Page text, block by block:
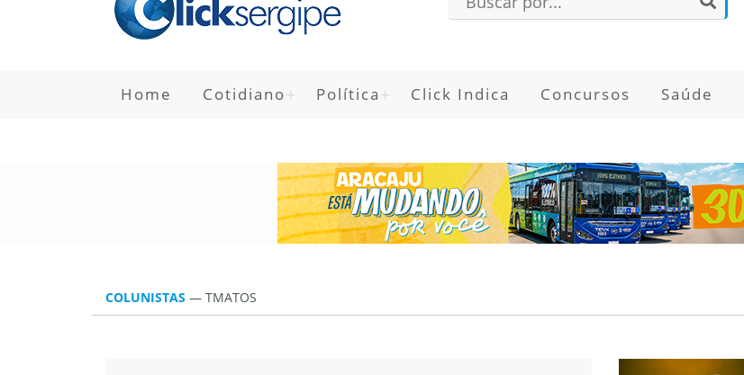
Home Cotidiano Política Click Indica Concursos Saúde
COLUNISTAS — TMATOS